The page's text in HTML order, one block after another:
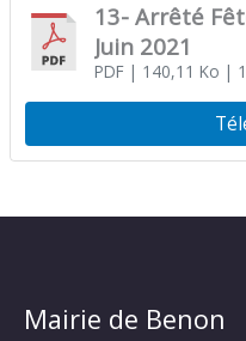
13- Arrêté
Juin 2021
PDF| 140,11 Ko |
Mairie de Benon